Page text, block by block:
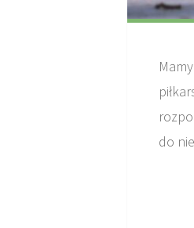
do